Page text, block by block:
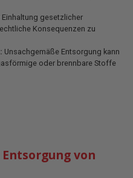
Einhaltung gesetzlicher
Konsequenzen zu
Unsachgemäße Entsorgung kann
oder brennbare Stoffe
von